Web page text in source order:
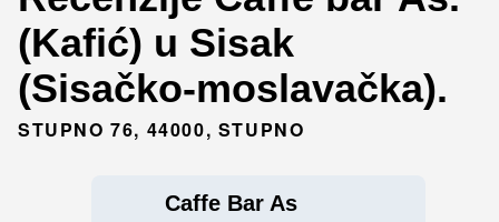
(Kafić) u Sisak
(Sisačko-moslavačka).
STUPNO 76, 44000, STUPNO
Caffe Bar As